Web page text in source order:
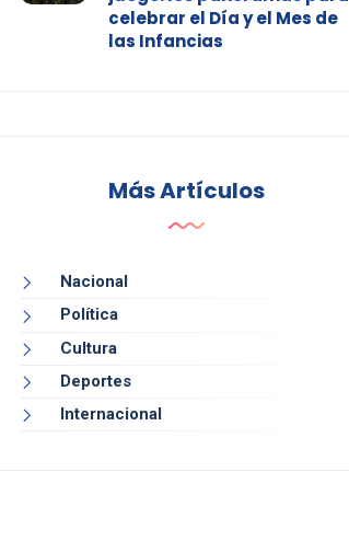
celebrar el Día y el Mes de
las Infancias
Más Artículos
Nacional
Política
Cultura
Deportes
Internacional